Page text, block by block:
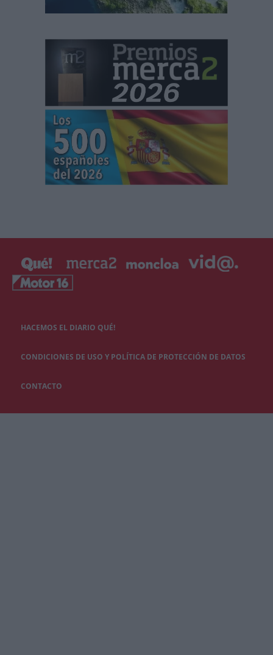
HACEMOS EL DIARIO QUÉ!
CONDICIONES DE USO Y POLÍTICA DE PROTECCIÓN DE DATOS
CONTACTO